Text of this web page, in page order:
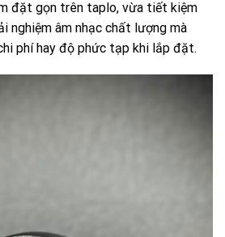
đặt gọn trên taplo, vừa tiết kiệm
nghiệm âm nhạc chất lượng mà
phí hay độ phức tạp khi lắp đặt.